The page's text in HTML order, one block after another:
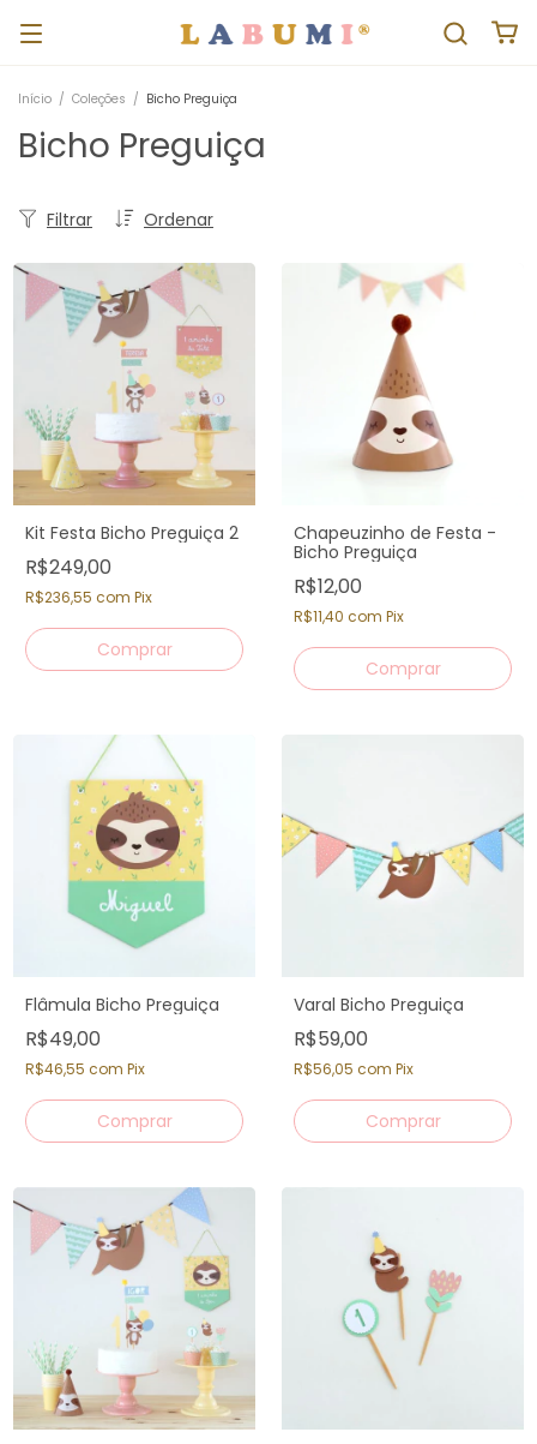
Início / Coleções / Bicho Preguiça
Bicho Preguiça
Ordenar
Filtrar
Kit Festa Bicho Preguiça 2
R$249,00
R$236,55 com Pix
Chapeuzinho de Festa -
Bicho Preguiça
R$12,00
R$11,40 com Pix
Comprar
Flâmula Bicho Preguiça
R$49,00
R$46,55 com Pix
Varal Bicho Preguiça
R$59,00
R$56,05 com Pix